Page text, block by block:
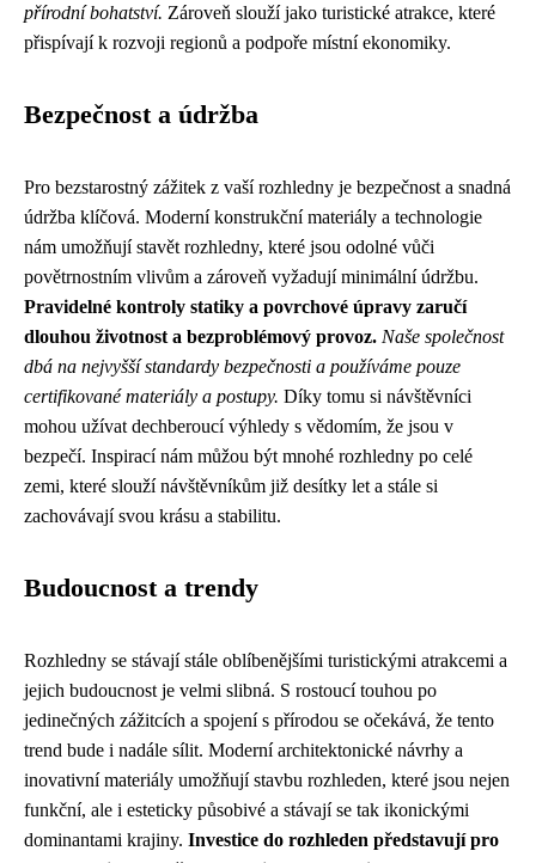
přírodní bohatství. Zároveň slouží jako turistické atrakce, které
přispívají k rozvoji regionů a podpoře místní ekonomiky.
Bezpečnost a údržba
Pro bezstarostný zážitek z vaší rozhledny je bezpečnost a snadná
údržba klíčová. Moderní konstrukční materiály a technologie
nám umožňují stavět rozhledny, které jsou odolné vůči
povětrnostním vlivům a zároveň vyžadují minimální údržbu.
Pravidelné kontroly statiky a povrchové úpravy zaručí
dlouhou životnost a bezproblémový provoz. Naše společnost
dbá na nejvyšší standardy bezpečnosti a používáme pouze
certifikované materiály a postupy. Díky tomu si návštěvníci
mohou užívat dechberoucí výhledy s vědomím, že jsou v
bezpečí. Inspirací nám můžou být mnohé rozhledny po celé
zemi, které slouží návštěvníkům již desítky let a stále si
zachovávají svou krásu a stabilitu.
Budoucnost a trendy
Rozhledny se stávají stále oblíbenějšími turistickými atrakcemi a
jejich budoucnost je velmi slibná. S rostoucí touhou po
jedinečných zážitcích a spojení s přírodou se očekává, že tento
trend bude i nadále sílit. Moderní architektonické návrhy a
inovativní materiály umožňují stavbu rozhleden, které jsou nejen
funkční, ale i esteticky působivé a stávají se tak ikonickými
dominantami krajiny. Investice do rozhleden představují pro